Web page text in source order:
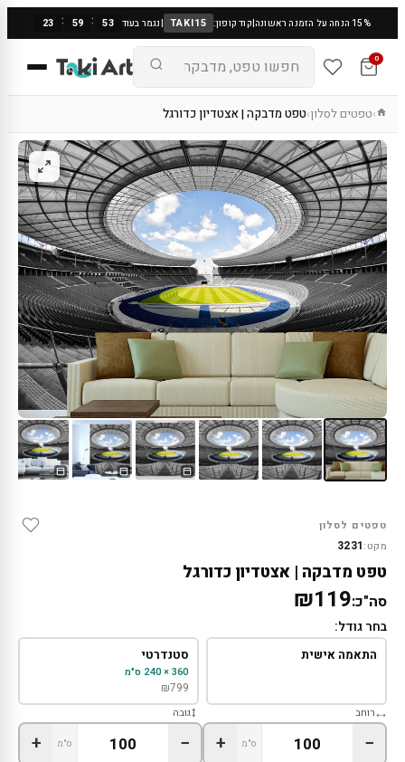
15% הנחה על הזמנה ראשונה |קוד קופון: TAKI15
|נגמר בעוד 23 : 59 : 53
0
›טפטים לסלון›טפט מדבקה | אצטדיון כדורגל
טפטים לסלון
מקט:3231
טפט מדבקה | אצטדיון כדורגל
סה"כ:₪119
בחר גודל:
התאמה אישית סטנדרטי
360 × 240 ס"מ
₪799
רוחב
− ס"מ +
גובה
− ס"מ +